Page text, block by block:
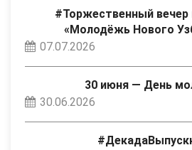
#Торжественный вечер
«Молодёжь Нового
07.07.2026
30 июня — День
30.06.2026